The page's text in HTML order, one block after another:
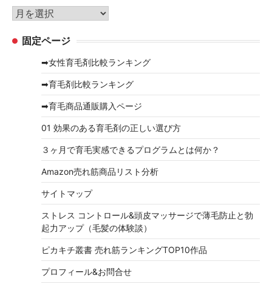
リ
ー
ア
カ 固定ページ
➡女性育毛剤比較ランキング
➡育毛剤比較ランキング
➡育毛商品通販購入ページ
01 効果のある育毛剤の正しい選び方
３ヶ月で育毛実感できるプログラムとは何か？
Amazon売れ筋商品リスト分析
サイトマップ
ストレス コントロール&頭皮マッサージで薄毛防止と勃
起力アップ（毛髪の体験談）
ピカキチ叢書 売れ筋ランキングTOP10作品
プロフィール&お問合せ